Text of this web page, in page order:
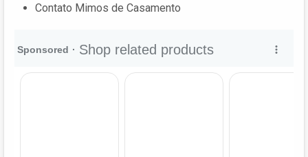
Contato Mimos de Casamento